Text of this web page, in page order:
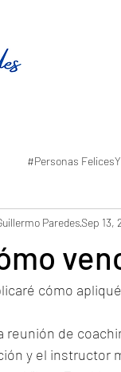
#Personas
ParedesSep 13,
cómo
reunión de
y el instructor